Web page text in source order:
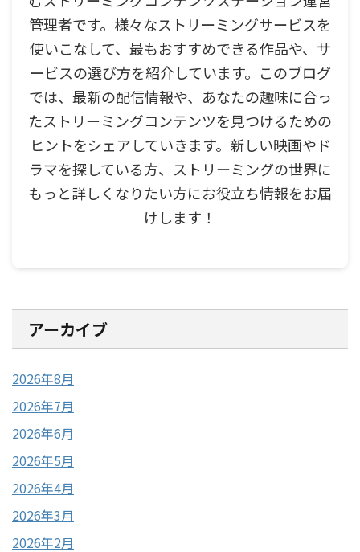
管理者です。様々なストリーミングサービスを
使いこなして、最もおすすめできる作品や、サ
ービスの選び方を紹介しています。このブログ
では、最新の配信情報や、あなたの趣味に合っ
たストリーミングコンテンツを見つけるための
ヒントをシェアしていきます。新しい映画やド
ラマを探している方、ストリーミングの世界に
もっと詳しくなりたい方にお役立ち情報をお届
けします！
アーカイブ
2026年8月
2026年7月
2026年6月
2026年5月
2026年4月
2026年3月
2026年2月